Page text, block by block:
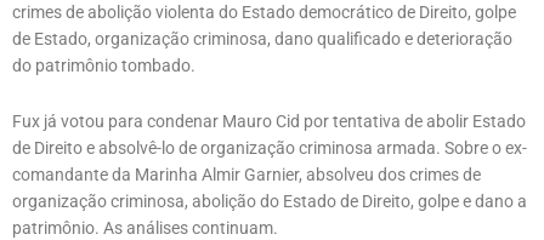
crimes de abolição violenta do Estado democrático de Direito, golpe
de Estado, organização criminosa, dano qualificado e deterioração
do patrimônio tombado.
Fux já votou para condenar Mauro Cid por tentativa de abolir Estado
de Direito e absolvê-lo de organização criminosa armada. Sobre o ex-
comandante da Marinha Almir Garnier, absolveu dos crimes de
organização criminosa, abolição do Estado de Direito, golpe e dano a
patrimônio. As análises continuam.